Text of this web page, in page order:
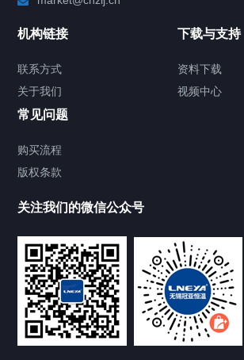
TCU温度控制单元
Chiller气体控温系统
Chamber试验箱
FREEZER低温箱
VOCs冷凝回收装置
机构链接
联系方式
关于我们
下载与支持
资料下载
视频中心
常见问题
购买流程
版权条款
关注我们的微信公众号